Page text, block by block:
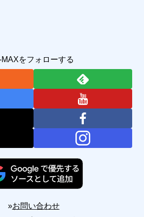
MAXをフォローする
»お問い合わせ